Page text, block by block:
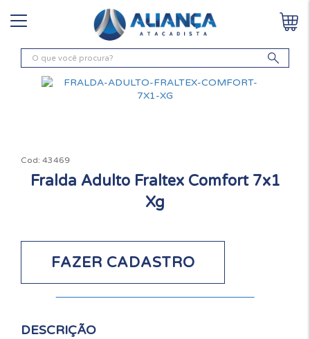
Cod: 43469
Fralda Adulto Fraltex Comfort 7x1
Xg
FAZER CADASTRO
DESCRIÇÃO